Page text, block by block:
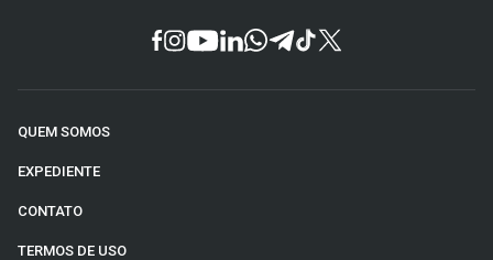
QUEM SOMOS
EXPEDIENTE
CONTATO
TERMOS DE USO